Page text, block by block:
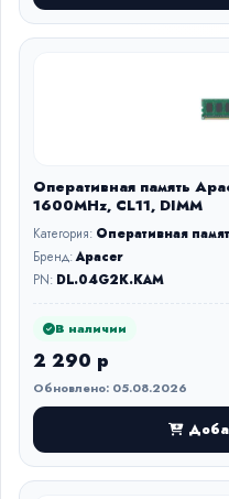
Оперативная память
1600MHz, CL11, DIMM
Категория: Оперативная
Бренд:Apacer
PN: DL.04G2K.KAM
В наличии
2 290 р
Обновлено: 05.08.2026